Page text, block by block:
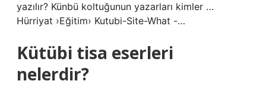
yazılır? Künbü koltuğunun yazarları kimler …
Hürriyat ›Eğitim› Kutubi-Site-What -…
Kütübi tisa eserleri
nelerdir?